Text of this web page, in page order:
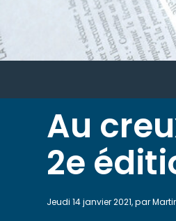
Au
2e
Jeudi 14 janvier 2021, par